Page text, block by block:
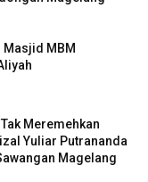
MBM
Meremehkan
Yuliar Putrananda
Magelang